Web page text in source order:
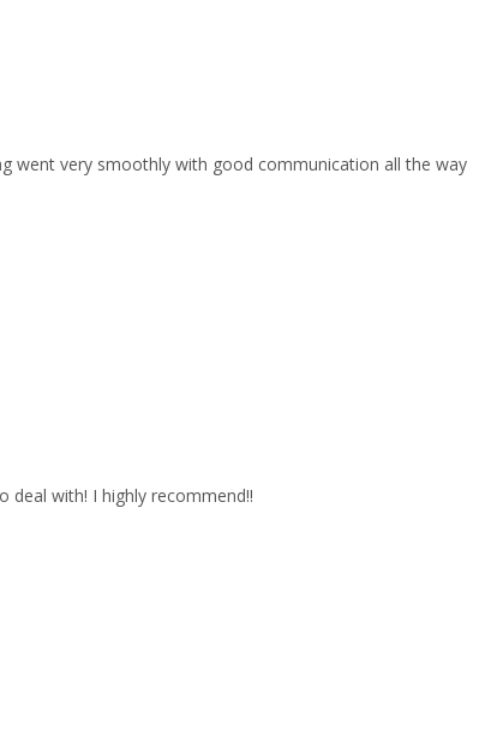
went very smoothly with good communication all the way
deal with! I highly recommend!!